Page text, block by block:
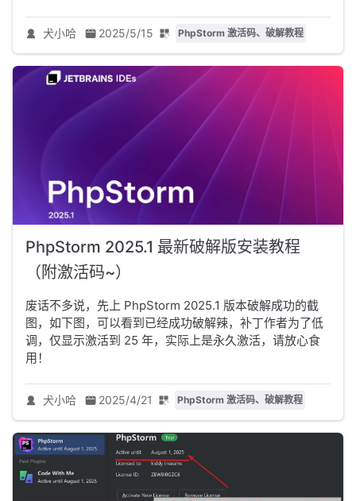
犬小哈 2025/5/15 PhpStorm 激活码、破解教程
PhpStorm 2025.1 最新破解版安装教程
（附激活码~）
废话不多说，先上 PhpStorm 2025.1 版本破解成功的截
图，如下图，可以看到已经成功破解辣，补丁作者为了低
调，仅显示激活到 25 年，实际上是永久激活，请放心食
用！
犬小哈 2025/4/21 PhpStorm 激活码、破解教程